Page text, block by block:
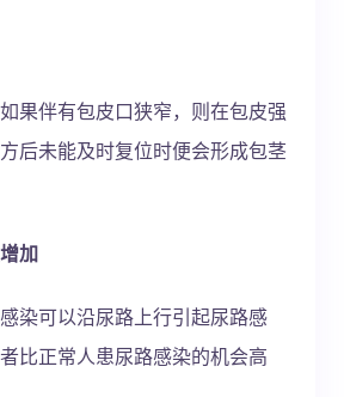
果伴有包皮口狭窄，则在包皮强
后未能及时复位时便会形成包茎
加
染可以沿尿路上行引起尿路感
比正常人患尿路感染的机会高